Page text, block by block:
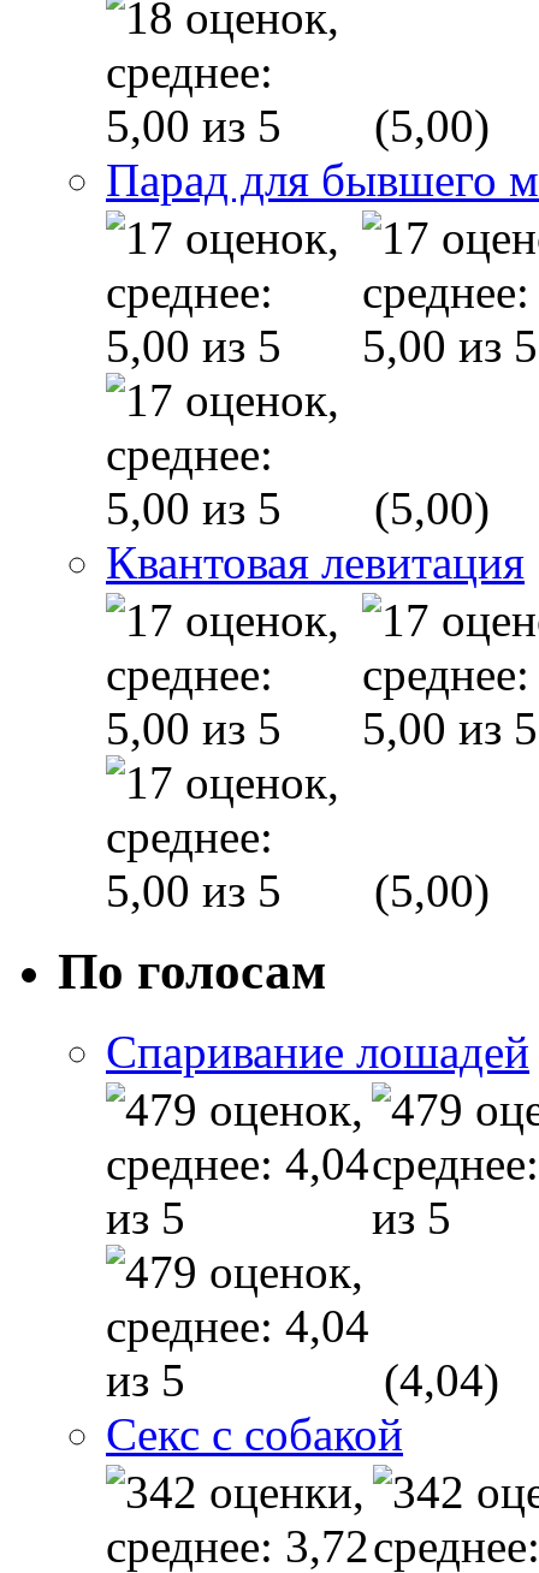
(5,00)
Парад для бывшего
(5,00)
Квантовая левитация
(5,00)
По голосам
Спаривание лошадей
(4,04)
Секс с собакой